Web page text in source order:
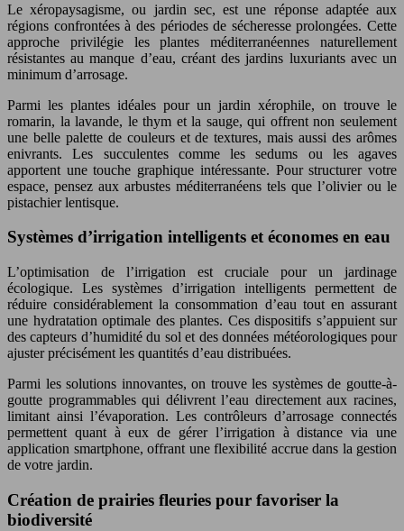
Le xéropaysagisme, ou jardin sec, est une réponse adaptée aux
régions confrontées à des périodes de sécheresse prolongées. Cette
approche privilégie les plantes méditerranéennes naturellement
résistantes au manque d’eau, créant des jardins luxuriants avec un
minimum d’arrosage.
Parmi les plantes idéales pour un jardin xérophile, on trouve le
romarin, la lavande, le thym et la sauge, qui offrent non seulement
une belle palette de couleurs et de textures, mais aussi des arômes
enivrants. Les succulentes comme les sedums ou les agaves
apportent une touche graphique intéressante. Pour structurer votre
espace, pensez aux arbustes méditerranéens tels que l’olivier ou le
pistachier lentisque.
Systèmes d’irrigation intelligents et économes en eau
L’optimisation de l’irrigation est cruciale pour un jardinage
écologique. Les systèmes d’irrigation intelligents permettent de
réduire considérablement la consommation d’eau tout en assurant
une hydratation optimale des plantes. Ces dispositifs s’appuient sur
des capteurs d’humidité du sol et des données météorologiques pour
ajuster précisément les quantités d’eau distribuées.
Parmi les solutions innovantes, on trouve les systèmes de goutte-à-
goutte programmables qui délivrent l’eau directement aux racines,
limitant ainsi l’évaporation. Les contrôleurs d’arrosage connectés
permettent quant à eux de gérer l’irrigation à distance via une
application smartphone, offrant une flexibilité accrue dans la gestion
de votre jardin.
Création de prairies fleuries pour favoriser la
biodiversité